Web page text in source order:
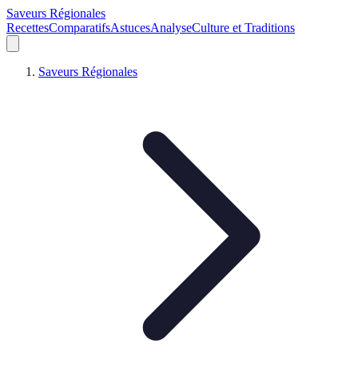
Saveurs Régionales
RecettesComparatifsAstucesAnalyseCulture et Traditions
Saveurs Régionales